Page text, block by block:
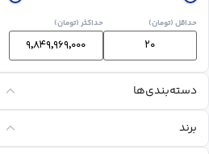
حداقل (تومان) حداکثر (تومان)
دسته‌بندی‌ها
برند